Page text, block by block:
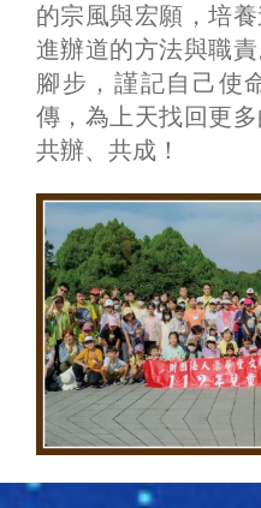
的宗風與宏願，培
進辦道的方法與職
腳步，謹記自己使
傳，為上天找回更多
共辦、共成！